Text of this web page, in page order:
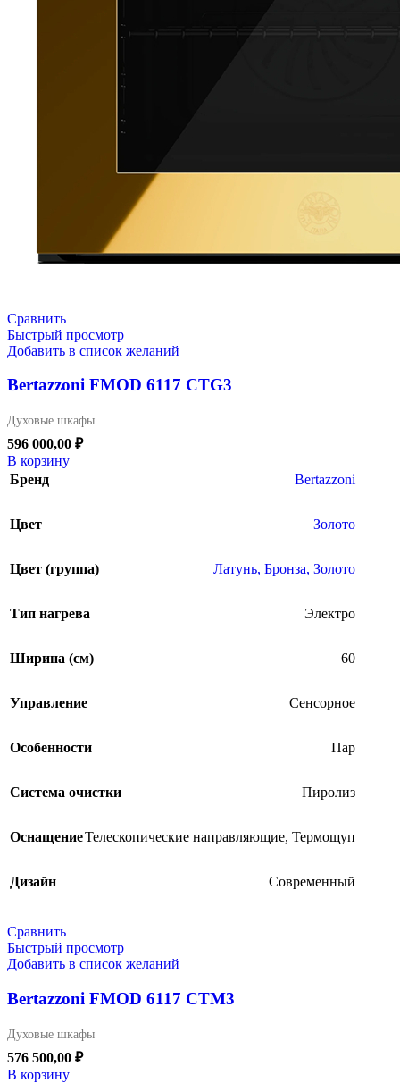
Сравнить
Быстрый просмотр
Добавить в список желаний
Bertazzoni FMOD 6117 CTG3
Духовые шкафы
596 000,00 ₽
В корзину
Бренд
Bertazzoni
Цвет Золото
Цвет (группа) Латунь, Бронза, Золото
Тип нагрева Электро
Ширина (см) 60
Управление Сенсорное
Особенности Пар
Система очистки Пиролиз
ОснащениеТелескопические направляющие, Термощуп
Дизайн Современный
Сравнить
Быстрый просмотр
Добавить в список желаний
Bertazzoni FMOD 6117 CTM3
Духовые шкафы
576 500,00 ₽
В корзину